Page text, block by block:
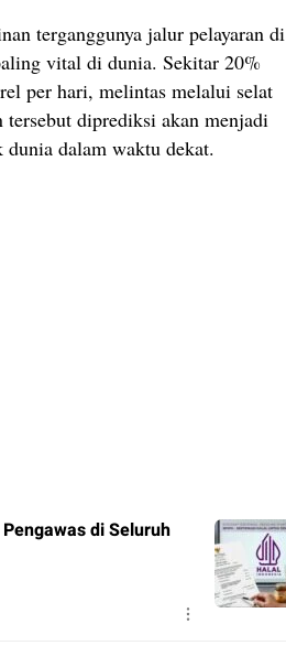
terganggunya jalur pelayaran di
vital di dunia. Sekitar 20%
per hari, melintas melalui selat
tersebut diprediksi akan menjadi
dalam waktu dekat.
di Seluruh